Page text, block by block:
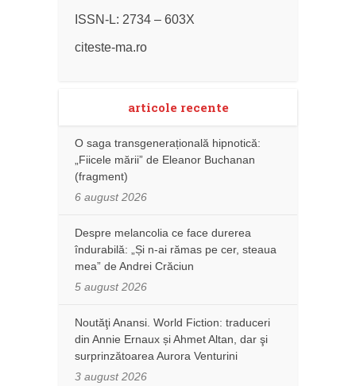
ISSN-L: 2734 – 603X
citeste-ma.ro
articole recente
O saga transgenerațională hipnotică:
„Fiicele mării” de Eleanor Buchanan
(fragment)
6 august 2026
Despre melancolia ce face durerea
îndurabilă: „Și n-ai rămas pe cer, steaua
mea” de Andrei Crăciun
5 august 2026
Noutăţi Anansi. World Fiction: traduceri
din Annie Ernaux și Ahmet Altan, dar şi
surprinzătoarea Aurora Venturini
3 august 2026